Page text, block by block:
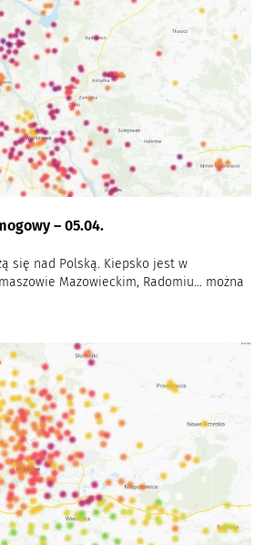
– 05.04.
się nad Polską. Kiepsko jest w
Mazowieckim, Radomiu… można